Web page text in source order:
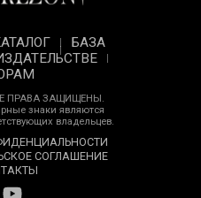
БАЗА
ПРАВА ЗАЩИЩЕНЫ.
знаки являются
владельцев.
СОГЛАШЕНИЕ